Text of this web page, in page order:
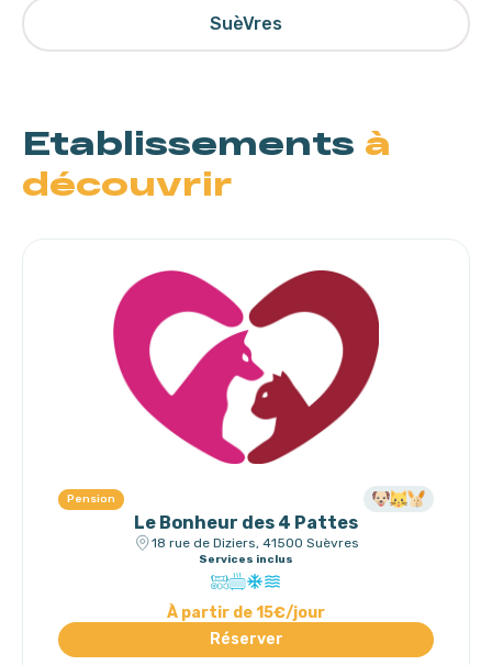
SuèVres
Etablissements à
découvrir
Pension
Le Bonheur des 4 Pattes
18 rue de Diziers, 41500 Suèvres
Services inclus
À partir de 15€/jour
Réserver